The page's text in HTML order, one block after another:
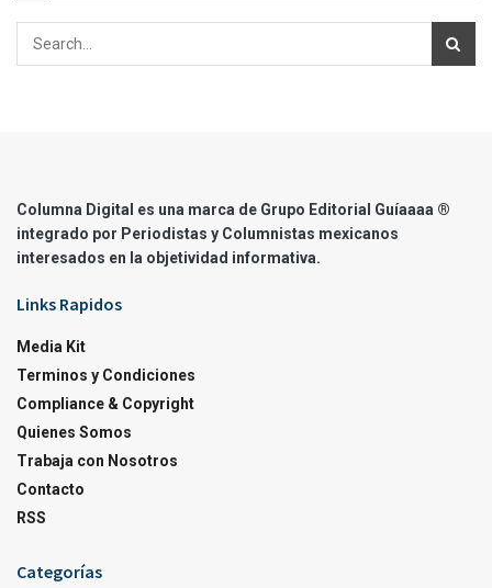
Columna Digital es una marca de Grupo Editorial Guíaaaa ®
integrado por Periodistas y Columnistas mexicanos
interesados en la objetividad informativa.
Links Rapidos
Media Kit
Terminos y Condiciones
Compliance & Copyright
Quienes Somos
Trabaja con Nosotros
Contacto
RSS
Categorías